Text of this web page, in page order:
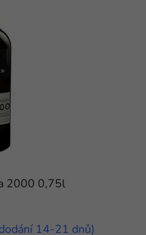
2000 0,75l
14-21 dnů)